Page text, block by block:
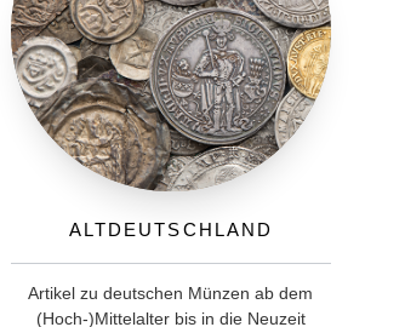
Altdeutschland
Artikel zu deutschen Münzen ab dem
(Hoch-)Mittelalter bis in die Neuzeit